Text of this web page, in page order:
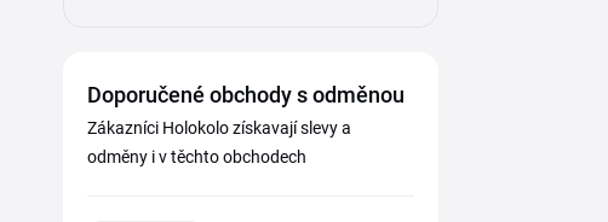
Doporučené obchody s odměnou
Zákazníci Holokolo získavají slevy a
odměny i v těchto obchodech